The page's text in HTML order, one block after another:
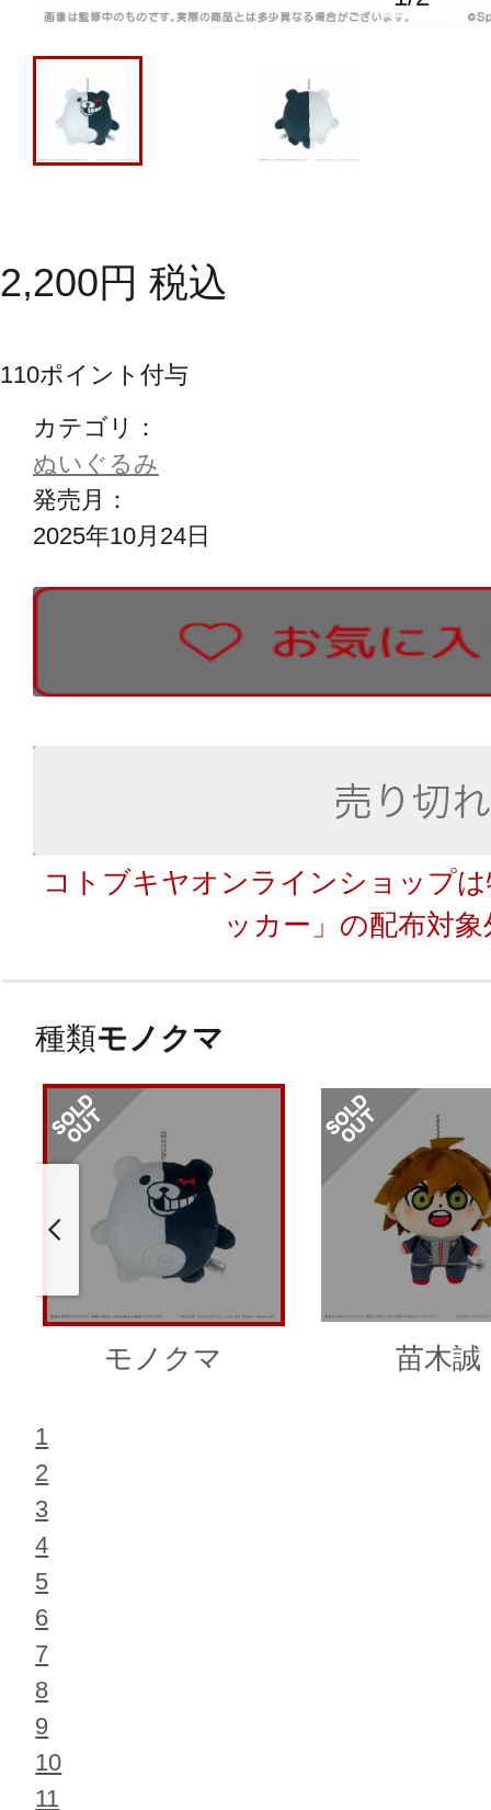
2,200円 税込
110ポイント付与
カテゴリ：
ぬいぐるみ
発売月：
2025年10月24日
コトブキヤオンラインショップ
ッカー」の配布対
種類モノクマ
モノクマ 苗木誠
1
2
3
4
5
6
7
8
9
10
11